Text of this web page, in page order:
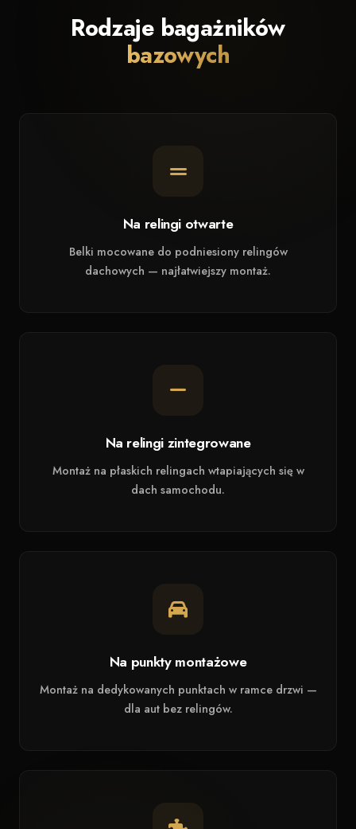
Rodzaje bagażników
bazowych
Na relingi otwarte
Belki mocowane do podniesiony relingów
dachowych — najłatwiejszy montaż.
Na relingi zintegrowane
Montaż na płaskich relingach wtapiających się w
dach samochodu.
Na punkty montażowe
Montaż na dedykowanych punktach w ramce drzwi —
dla aut bez relingów.